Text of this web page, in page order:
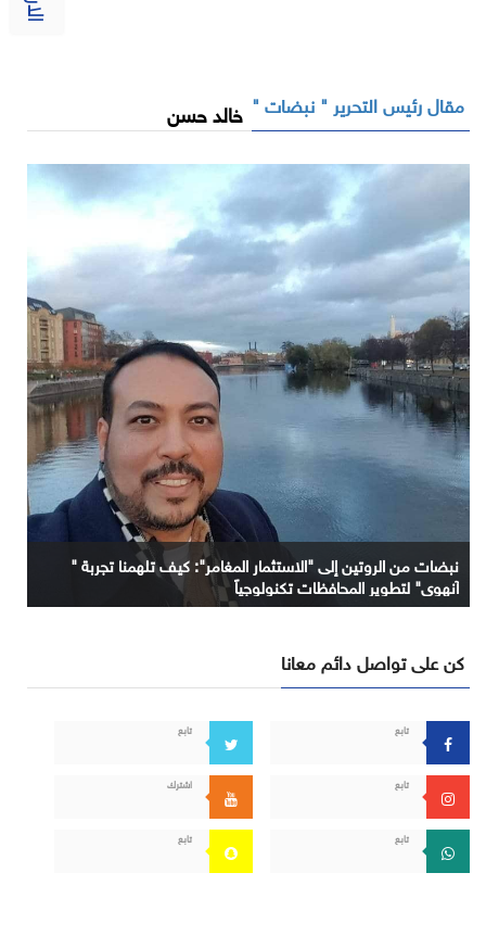
مقال رئيس التحرير " نبضات " خالد حسن
نبضات من الروتين إلى "الاستثمار المغامر": كيف تلهمنا تجربة "
آنهوي" لتطوير المحافظات تكنولوجياً
كن على تواصل دائم معانا
تابع تابع
تابع اشترك
تابع تابع